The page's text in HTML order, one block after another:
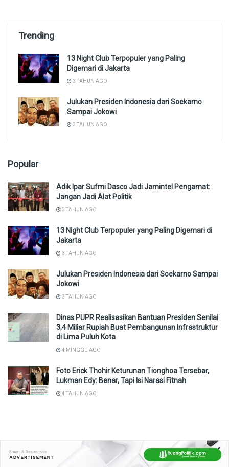
Trending
13 Night Club Terpopuler yang Paling
Digemari di Jakarta
3 TAHUN AGO
Julukan Presiden Indonesia dari Soekarno
Sampai Jokowi
3 TAHUN AGO
Popular
Adik Ipar Sufmi Dasco Jadi Jamintel Pengamat:
Jangan Jadi Alat Politik
3 TAHUN AGO
13 Night Club Terpopuler yang Paling Digemari di
Jakarta
3 TAHUN AGO
Julukan Presiden Indonesia dari Soekarno Sampai
Jokowi
3 TAHUN AGO
Dinas PUPR Realisasikan Bantuan Presiden Senilai
3,4 Miliar Rupiah Buat Pembangunan Infrastruktur
di Lima Puluh Kota
4 MINGGU AGO
Foto Erick Thohir Keturunan Tionghoa Tersebar,
Lukman Edy: Benar, Tapi Isi Narasi Fitnah
4 TAHUN AGO